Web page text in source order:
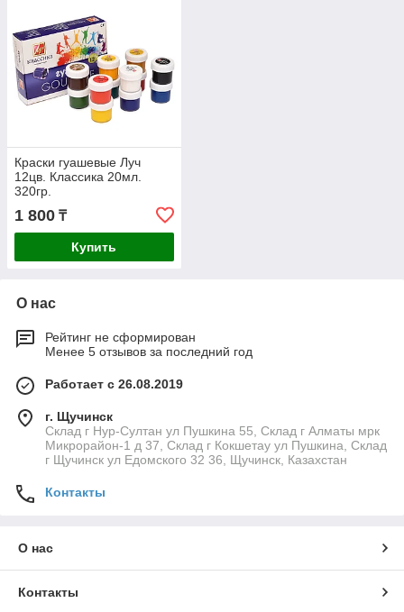
Краски гуашевые Луч
12цв. Классика 20мл.
320гр.
1 800 ₸
Купить
О нас
Рейтинг не сформирован
Менее 5 отзывов за последний год
Работает с 26.08.2019
г. Щучинск
Склад г Нур-Султан ул Пушкина 55, Склад г Алматы мрк
Микрорайон-1 д 37, Склад г Кокшетау ул Пушкина, Склад
г Щучинск ул Едомского 32 36, Щучинск, Казахстан
Контакты
О нас
Контакты